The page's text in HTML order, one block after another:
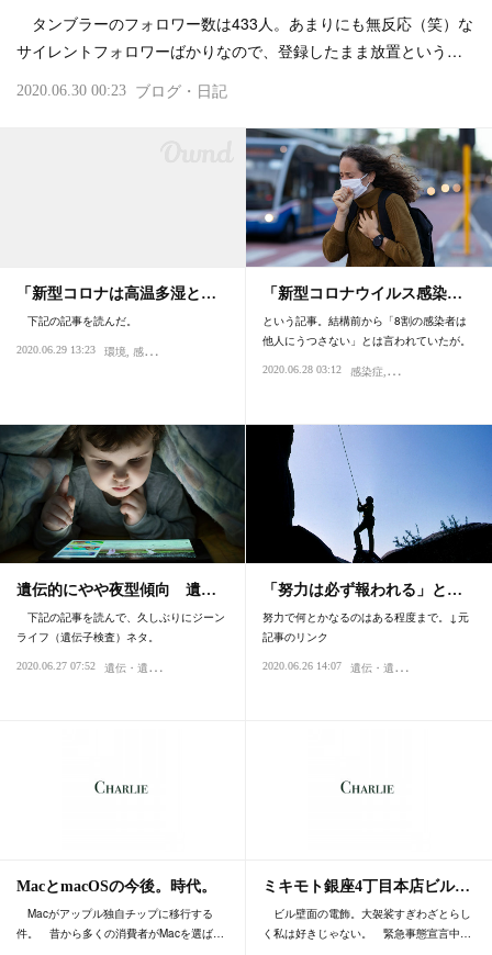
タンブラーのフォロワー数は433人。あまりにも無反応（笑）な
サイレントフォロワーばかりなので、登録したまま放置という…
2020.06.30 00:23 ブログ・日記
「新型コロナは高温多湿と…
下記の記事を読んだ。
2020.06.29 13:23 環境 感染症
「新型コロナウイルス感染…
という記事。結構前から「8割の感染者は
他人にうつさない」とは言われていたが。
2020.06.28 03:12 感染症 パンデミック
遺伝的にやや夜型傾向 遺…
下記の記事を読んで、久しぶりにジーン
ライフ（遺伝子検査）ネタ。
2020.06.27 07:52 遺
伝・遺伝子
「努力は必ず報われる」と…
努力で何とかなるのはある程度まで。↓元
記事のリンク
2020.06.26 14:07 遺
伝・遺伝子
MacとmacOSの今後。時代。
Macがアップル独自チップに移行する
件。 昔から多くの消費者がMacを選ば…
ミキモト銀座4丁目本店ビル…
ビル壁面の電飾。大袈裟すぎわざとらし
く私は好きじゃない。 緊急事態宣言中…